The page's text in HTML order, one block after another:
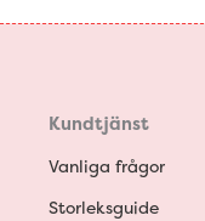
Kundtjänst
Vanliga frågor
Storleksguide